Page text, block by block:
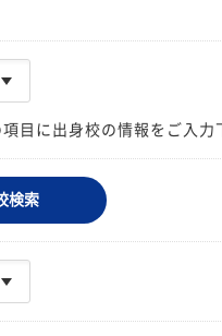
目に出身校の情報をご入力
検索